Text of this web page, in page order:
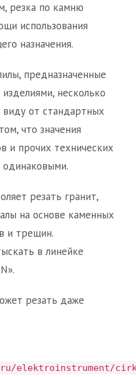
резка по камню
использования
назначения.
предназначенные
несколько
от стандартных
что значения
и прочих технических
одинаковыми.
резать гранит,
на основе каменных
и трещин.
в линейке
резать даже
elektroinstrument/